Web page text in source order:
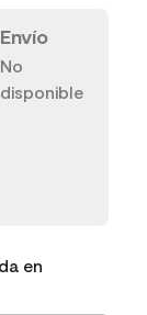
Envío
No
disponible
en